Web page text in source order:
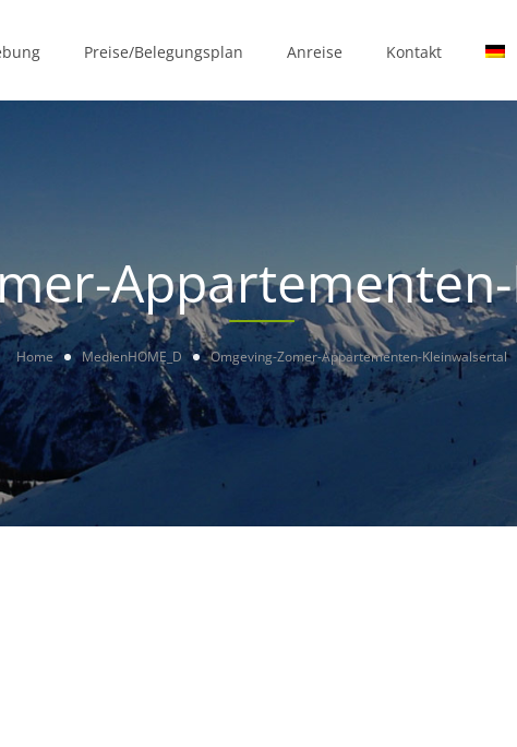
Preise/Belegungsplan Anreise Kontakt
Home MedienHOME_D Omgeving-Zomer-Appartementen-Kleinwalsertal